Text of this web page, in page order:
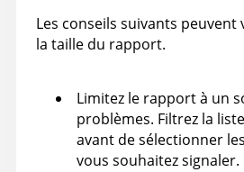
Les conseils suivants
la taille du rapport.
Limitez le rapport à un
problèmes. Filtrez la
avant de sélectionner
vous souhaitez signaler.